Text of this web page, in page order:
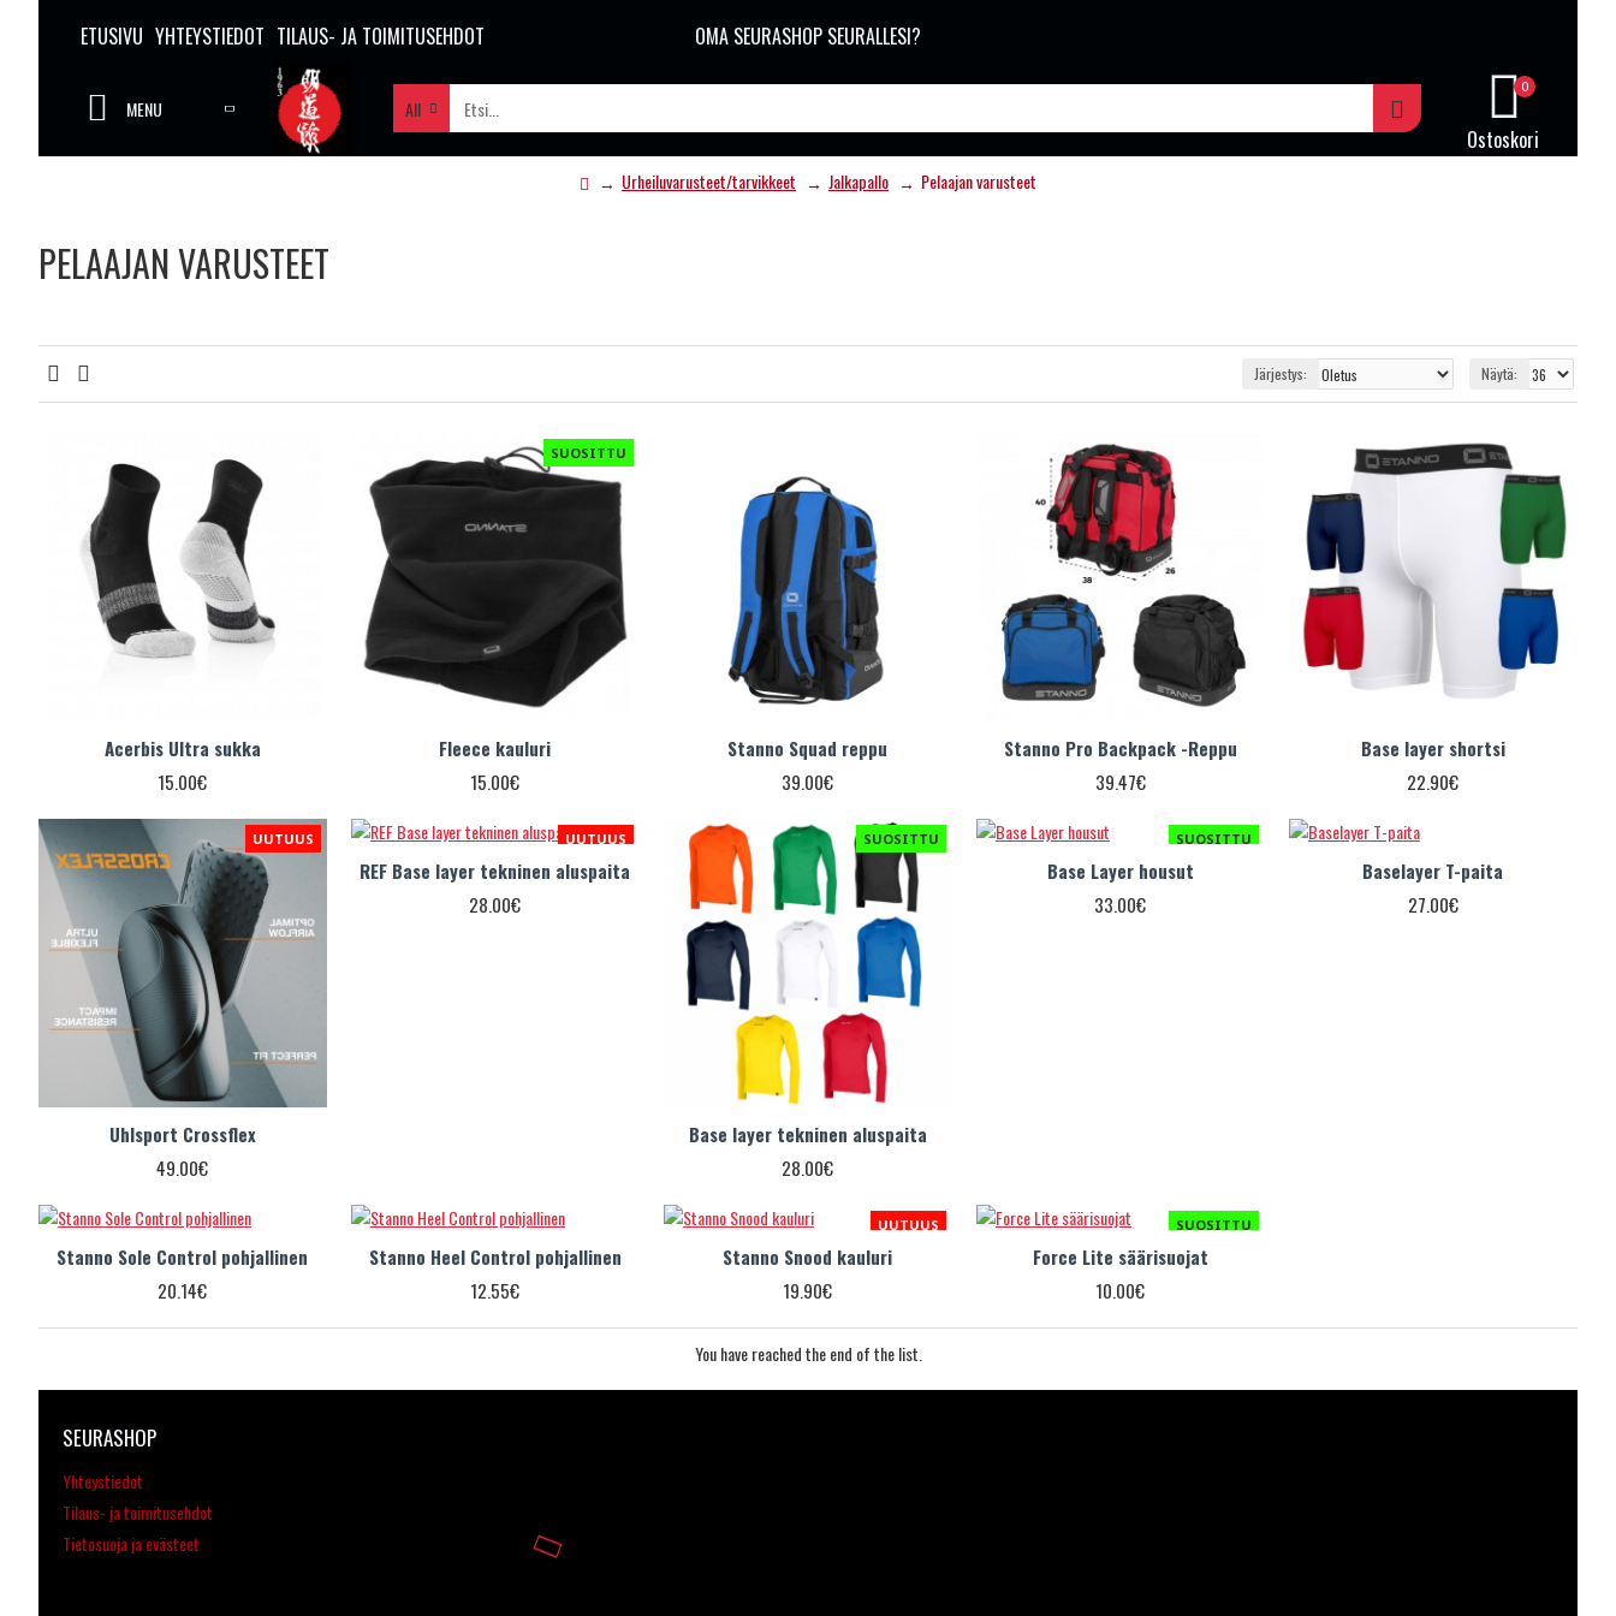
ETUSIVU YHTEYSTIEDOT TILAUS- JA TOIMITUSEHDOT OMA SEURASHOP SEURALLESI?
MENU All
Ostoskori
0
Urheiluvarusteet/tarvikkeet Jalkapallo Pelaajan varusteet
PELAAJAN VARUSTEET
Järjestys: Näytä:
Acerbis Ultra sukka
15.00€
SUOSITTU
Fleece kauluri
15.00€
Stanno Squad reppu
39.00€
Stanno Pro Backpack -Reppu
39.47€
Base layer shortsi
22.90€
UUTUUS
Uhlsport Crossflex
49.00€
UUTUUS
REF Base layer tekninen aluspaita
28.00€
SUOSITTU
Base layer tekninen aluspaita
28.00€
SUOSITTU
Base Layer housut
33.00€
Baselayer T-paita
27.00€
Stanno Sole Control pohjallinen
20.14€
Stanno Heel Control pohjallinen
12.55€
UUTUUS
Stanno Snood kauluri
19.90€
SUOSITTU
Force Lite säärisuojat
10.00€
You have reached the end of the list.
SEURASHOP
Yhteystiedot
Tilaus- ja toimitusehdot
Tietosuoja ja evästeet